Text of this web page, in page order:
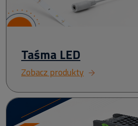
Taśma LED
Zobacz produkty